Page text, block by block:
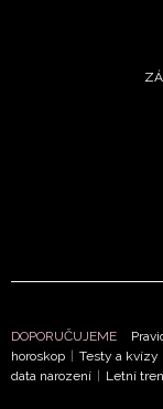
DOPORUČUJEME
horoskop
Testy a kvízy
data narození
Letní